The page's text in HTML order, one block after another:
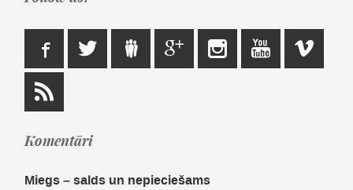
Komentāri
Miegs – salds un nepieciešams